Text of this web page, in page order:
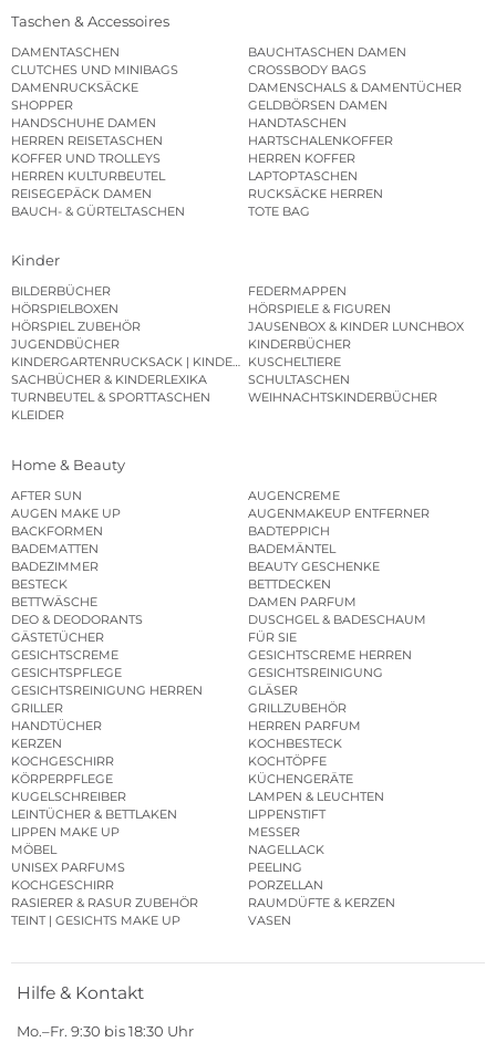
Taschen & Accessoires
DAMENTASCHEN
BAUCHTASCHEN DAMEN
CLUTCHES UND MINIBAGS
CROSSBODY BAGS
DAMENRUCKSÄCKE
DAMENSCHALS & DAMENTÜCHER
SHOPPER
GELDBÖRSEN DAMEN
HANDSCHUHE DAMEN
HANDTASCHEN
HERREN REISETASCHEN
HARTSCHALENKOFFER
KOFFER UND TROLLEYS
HERREN KOFFER
HERREN KULTURBEUTEL
LAPTOPTASCHEN
REISEGEPÄCK DAMEN
RUCKSÄCKE HERREN
BAUCH- & GÜRTELTASCHEN
TOTE BAG
Kinder
BILDERBÜCHER
FEDERMAPPEN
HÖRSPIELBOXEN
HÖRSPIELE & FIGUREN
HÖRSPIEL ZUBEHÖR
JAUSENBOX & KINDER LUNCHBOX
JUGENDBÜCHER
KINDERBÜCHER
KINDERGARTENRUCKSACK | KINDERGARTENBEUTEL
KUSCHELTIERE
SACHBÜCHER & KINDERLEXIKA
SCHULTASCHEN
TURNBEUTEL & SPORTTASCHEN
WEIHNACHTSKINDERBÜCHER
KLEIDER
Home & Beauty
AFTER SUN
AUGENCREME
AUGEN MAKE UP
AUGENMAKEUP ENTFERNER
BACKFORMEN
BADTEPPICH
BADEMATTEN
BADEMÄNTEL
BADEZIMMER
BEAUTY GESCHENKE
BESTECK
BETTDECKEN
BETTWÄSCHE
DAMEN PARFUM
DEO & DEODORANTS
DUSCHGEL & BADESCHAUM
GÄSTETÜCHER
FÜR SIE
GESICHTSCREME
GESICHTSCREME HERREN
GESICHTSPFLEGE
GESICHTSREINIGUNG
GESICHTSREINIGUNG HERREN
GLÄSER
GRILLER
GRILLZUBEHÖR
HANDTÜCHER
HERREN PARFUM
KERZEN
KOCHBESTECK
KOCHGESCHIRR
KOCHTÖPFE
KÖRPERPFLEGE
KÜCHENGERÄTE
KUGELSCHREIBER
LAMPEN & LEUCHTEN
LEINTÜCHER & BETTLAKEN
LIPPENSTIFT
LIPPEN MAKE UP
MESSER
MÖBEL
NAGELLACK
UNISEX PARFUMS
PEELING
KOCHGESCHIRR
PORZELLAN
RASIERER & RASUR ZUBEHÖR
RAUMDÜFTE & KERZEN
TEINT | GESICHTS MAKE UP
VASEN
Hilfe & Kontakt
Mo.–Fr. 9:30 bis 18:30 Uhr